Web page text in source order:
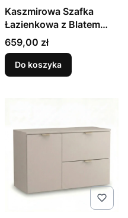
Kaszmirowa Szafka
Łazienkowa z Blatem
80cm 2 Szuflady Orio
Cena
659,00 zł
Do koszyka